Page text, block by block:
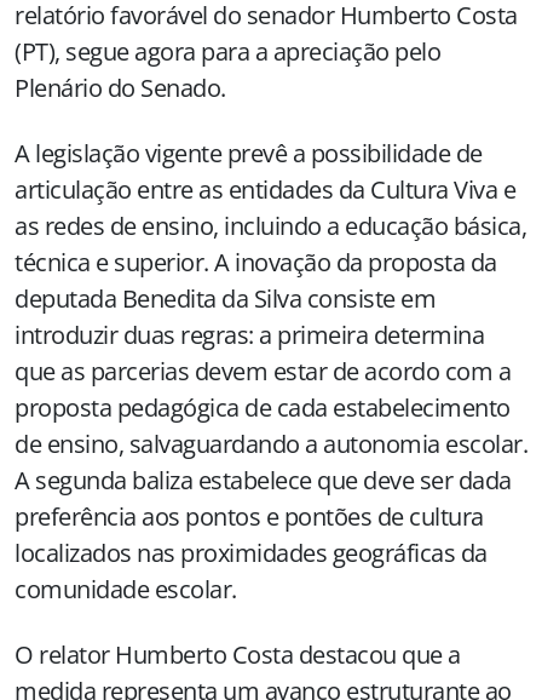
relatório favorável do senador Humberto Costa
(PT), segue agora para a apreciação pelo
Plenário do Senado.
A legislação vigente prevê a possibilidade de
articulação entre as entidades da Cultura Viva e
as redes de ensino, incluindo a educação básica,
técnica e superior. A inovação da proposta da
deputada Benedita da Silva consiste em
introduzir duas regras: a primeira determina
que as parcerias devem estar de acordo com a
proposta pedagógica de cada estabelecimento
de ensino, salvaguardando a autonomia escolar.
A segunda baliza estabelece que deve ser dada
preferência aos pontos e pontões de cultura
localizados nas proximidades geográficas da
comunidade escolar.
O relator Humberto Costa destacou que a
medida representa um avanço estruturante ao